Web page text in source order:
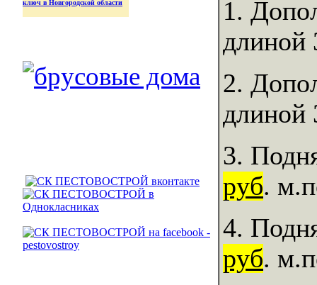
ключ в Новгородской области
1.
длиной
2.
длиной
3.
руб.
4.
руб.